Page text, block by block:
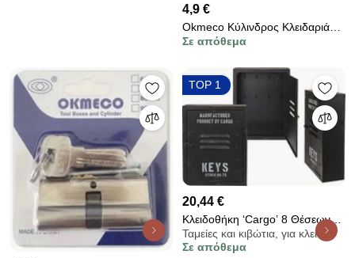
4,9 €
Okmeco Κύλινδρος Κλειδαριάς
70mm - Lock Cylinder 70mm
Σε απόθεμα
TOP 1
20,44 €
Κλειδοθήκη ‘Cargo’ 8 Θέσεων
Μαύρο Μέταλλο 23x9x30cm
Ταμείες και κιβώτια, για κλειδία
Σε απόθεμα